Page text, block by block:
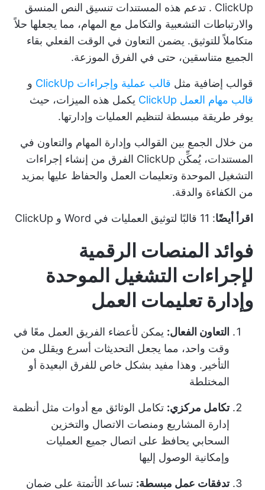
ClickUp . تدعم هذه المستندات تنسيق النص المنسق
والارتباطات التشعبية والتكامل مع المهام، مما يجعلها حلاً
متكاملاً للتوثيق. يضمن التعاون في الوقت الفعلي بقاء
الجميع متناسقين، حتى في الفرق الموزعة.
قوالب إضافية مثل قالب عملية وإجراءات ClickUp
و
قالب مهام العمل ClickUp
يكمل هذه الميزات، حيث
يوفر طريقة مبسطة لتنظيم العمليات وإدارتها.
من خلال الجمع بين القوالب وإدارة المهام والتعاون في
المستندات، يُمكِّن ClickUp الفرق من إنشاء إجراءات
التشغيل الموحدة وتعليمات العمل والحفاظ عليها بمزيد
من الكفاءة والدقة.
اقرأ أيضًا: 11 قالبًا لتوثيق العمليات في Word و ClickUp
فوائد المنصات الرقمية
لإجراءات التشغيل الموحدة
وإدارة تعليمات العمل
التعاون الفعال: يمكن لأعضاء الفريق العمل معًا في
وقت واحد، مما يجعل التحديثات أسرع ويقلل من
التأخير. وهذا مفيد بشكل خاص للفرق البعيدة أو
المختلطة
تكامل مركزي: تكامل الوثائق مع أدوات مثل أنظمة
إدارة المشاريع ومنصات الاتصال والتخزين
السحابي يحافظ على اتصال جميع العمليات
وإمكانية الوصول إليها
تدفقات عمل مبسطة: تساعد الأتمتة على ضمان